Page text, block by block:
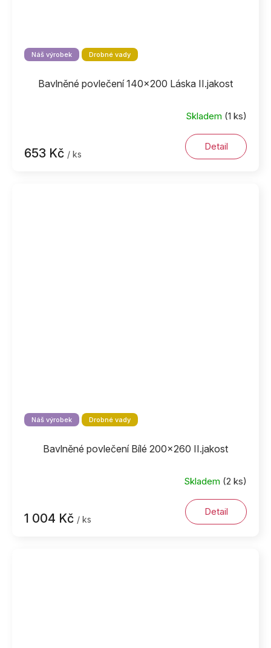
Náš výrobek Drobné vady
Bavlněné povlečení 140x200 Láska II.jakost
Skladem (1 ks)
653 Kč / ks
Detail
Náš výrobek Drobné vady
Bavlněné povlečení Bílé 200x260 II.jakost
Skladem (2 ks)
1 004 Kč / ks
Detail